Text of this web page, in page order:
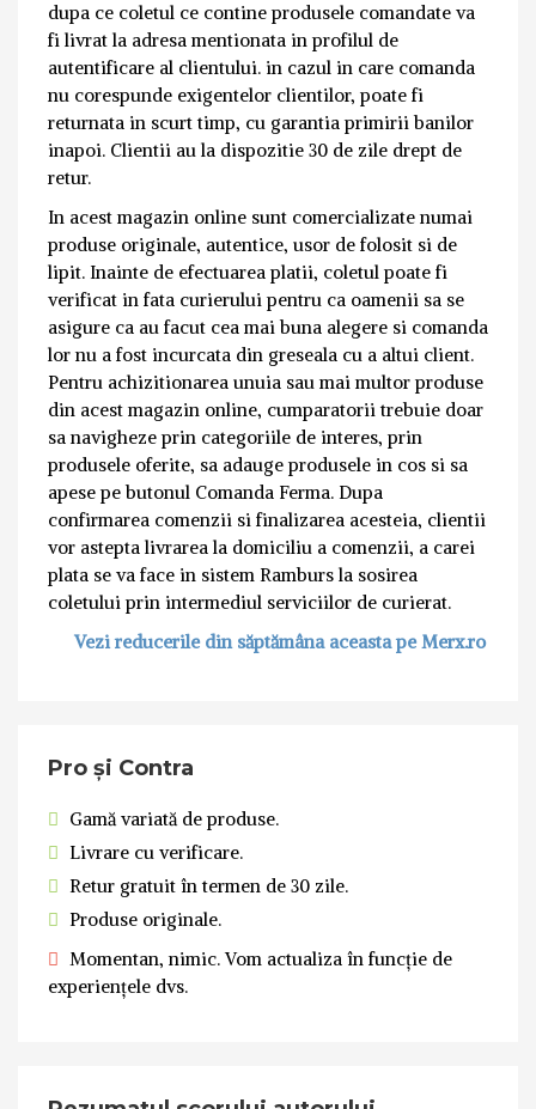
dupa ce coletul ce contine produsele comandate va
fi livrat la adresa mentionata in profilul de
autentificare al clientului. in cazul in care comanda
nu corespunde exigentelor clientilor, poate fi
returnata in scurt timp, cu garantia primirii banilor
inapoi. Clientii au la dispozitie 30 de zile drept de
retur.
In acest magazin online sunt comercializate numai
produse originale, autentice, usor de folosit si de
lipit. Inainte de efectuarea platii, coletul poate fi
verificat in fata curierului pentru ca oamenii sa se
asigure ca au facut cea mai buna alegere si comanda
lor nu a fost incurcata din greseala cu a altui client.
Pentru achizitionarea unuia sau mai multor produse
din acest magazin online, cumparatorii trebuie doar
sa navigheze prin categoriile de interes, prin
produsele oferite, sa adauge produsele in cos si sa
apese pe butonul Comanda Ferma. Dupa
confirmarea comenzii si finalizarea acesteia, clientii
vor astepta livrarea la domiciliu a comenzii, a carei
plata se va face in sistem Ramburs la sosirea
coletului prin intermediul serviciilor de curierat.
Vezi reducerile din săptămâna aceasta pe Merx.ro
Pro și Contra
Gamă variată de produse.
Livrare cu verificare.
Retur gratuit în termen de 30 zile.
Produse originale.
Momentan, nimic. Vom actualiza în funcție de
experiențele dvs.